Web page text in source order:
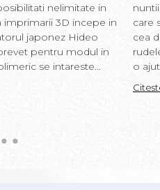
nelimitate in
imprimarii 3D incepe in
japonez Hideo
pentru modul in
se intareste...
care
cea
o